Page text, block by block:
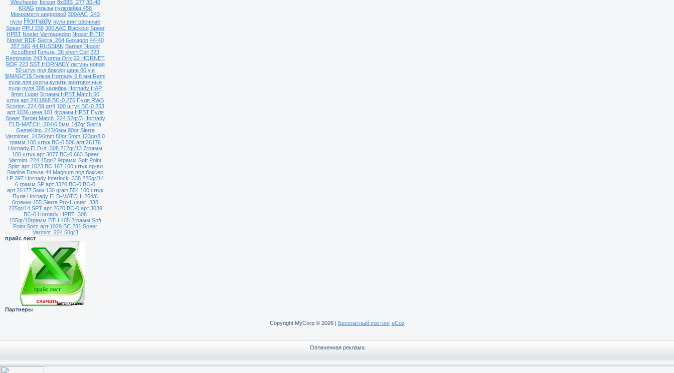
Winchester forster 8х68S .277 30-40
KRAG гильзы пулелейка 458
Микрометр цифровой 300AAC .243
пули Hornady пули винтовочные
Speer PPU 338 300 AAC Blackout Speer
HPBT Nosler Varmagedon Nosler E-TIP
Nosler RDF Sierra .264 Gexagon 44-40
357 SIG 44 RUSSIAN Barnes Nosler
AccuBond Гильза .38 short Colt 223
Remington 243 Norma Orix 22 HORNET
RDF 223 SST HORNADY латунь новая
50 штук под боксер цена 60 у.е
$IMAGE1$ Гильза Hornady 6.8 мм Remi
пули для охоты купить винтовочные
пули пуля 308 калибра Hornady HAP
9mm Luger 5грамм HPBT Match 50
штук арт.2411868 ВС-0.276 Пуля RWS
Scorion .224 69 gr/4 100 штук ВС-0.253
арт.1036 цена 101 4грамм HPBT Пуля
Speer Target Match .224 52gr/3 Hornady
ELD-MATCH .264/6 5мм 147gr Sierra
GameKing .243/6мм 90gr Sierra
Varminter .243/6mm 80gr 5mm 123gr/8 0
грамм 100 штук ВС-0 506 арт.26176
Hornady ELD-X .308 212gr/13 7грамм
100 штук арт.3077 ВС-0 663 Speer
Varmint .224 45gr/2 9грамм Soft Point
Spitz арт.1023 ВС 167 100 штук пр-во
Starline Гильза 44 Magnum под боксер
LP 397 Hornady Interlock .338 225gr/14
6 грамм SP арт.3320 ВС-0 ВС-0
арт.26177 5мм 130 grain 554 100 штук
Пуля Hornady ELD-MATCH .264/6
6грамм 455 Sierra Pro-Hunter .338
225gr/14 SPT арт.2620 ВС-0 арт.3039
ВС-0 Hornady HPBT .308
155gr/10грамм BTH 405 2грамм Soft
Point Spitz арт.1029 ВС 231 Speer
Varmint .224 50gr3
прайс лист
Партнеры
Copyright MyCorp © 2026| Бесплатный хостинг uCoz
Оплаченная реклама